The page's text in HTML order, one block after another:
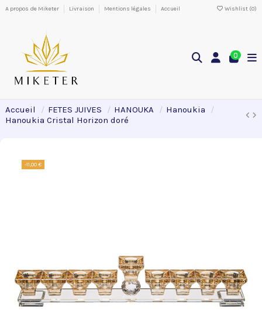
A propos de Miketer Livraison Mentions légales Accueil Wishlist (0)
0
Accueil FETES JUIVES HANOUKA
Hanoukia
Hanoukia Cristal Horizon doré
-11,00 €